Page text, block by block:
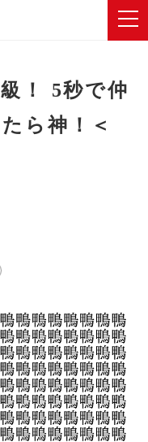
！ 5秒で仲
ら神！＜